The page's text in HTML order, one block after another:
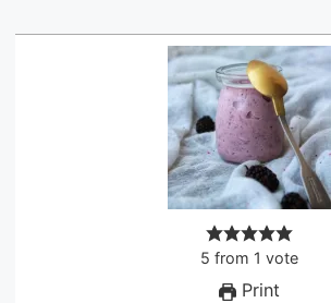
5 from 1 vote
Print